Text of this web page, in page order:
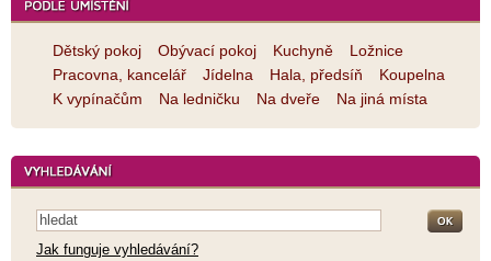
Dětský pokoj Obývací pokoj Kuchyně
Ložnice
Pracovna, kancelář
Jídelna Hala, předsíň
Koupelna
K vypínačům
Na ledničku Na dveře Na jiná místa
Jak funguje vyhledávání?